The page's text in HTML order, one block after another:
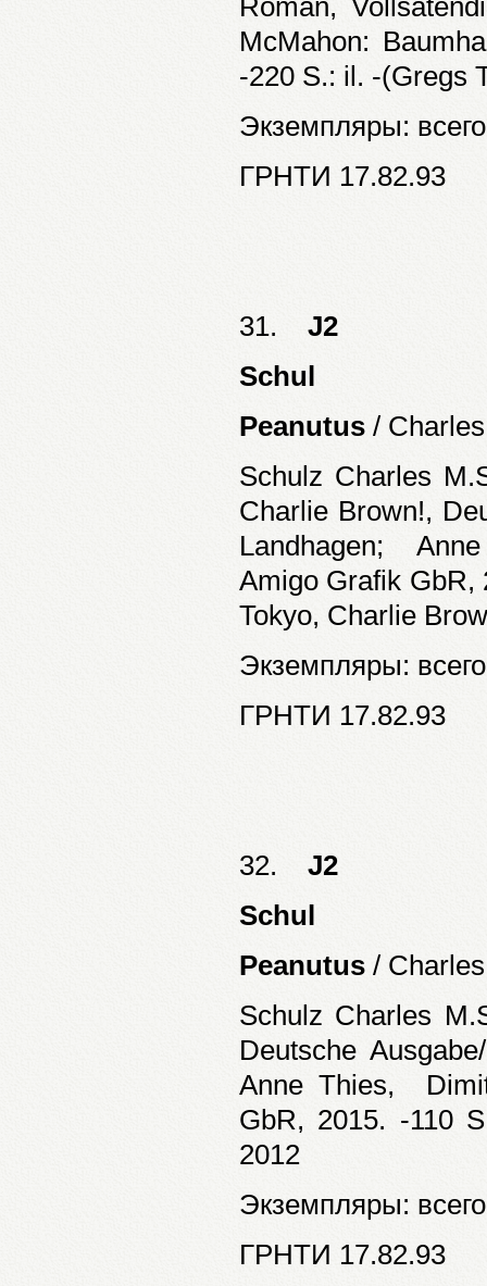
McMahon:
-220 S.: il. -(Gregs
Экземпляры:
ГРНТИ 17.82.93
31. J2
Schul
Peanutus /
Schulz Charles
Charlie Brown!,
Landhagen;
Amigo Grafik GbR,
Tokyo, Charlie
Экземпляры:
ГРНТИ 17.82.93
32. J2
Schul
Peanutus /
Schulz Charles
Deutsche
Anne Thies,
GbR, 2015. -110
2012
Экземпляры:
ГРНТИ 17.82.93